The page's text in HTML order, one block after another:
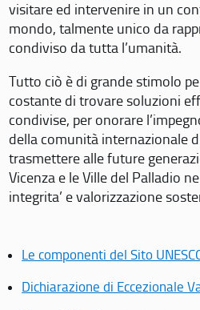
visitare ed intervenire in un
mondo, talmente unico da
condiviso da tutta l’umanità.
Tutto ciò è di grande stimolo
costante di trovare soluzioni
condivise, per onorare
della comunità internazionale
trasmettere alle future
Vicenza e le Ville del Palladio
integrita’ e valorizzazione
Le componenti del Sito
Dichiarazione di Eccezionale